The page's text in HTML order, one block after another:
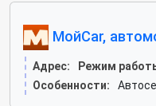
МойCar,
Адрес: Режим
Особенности: